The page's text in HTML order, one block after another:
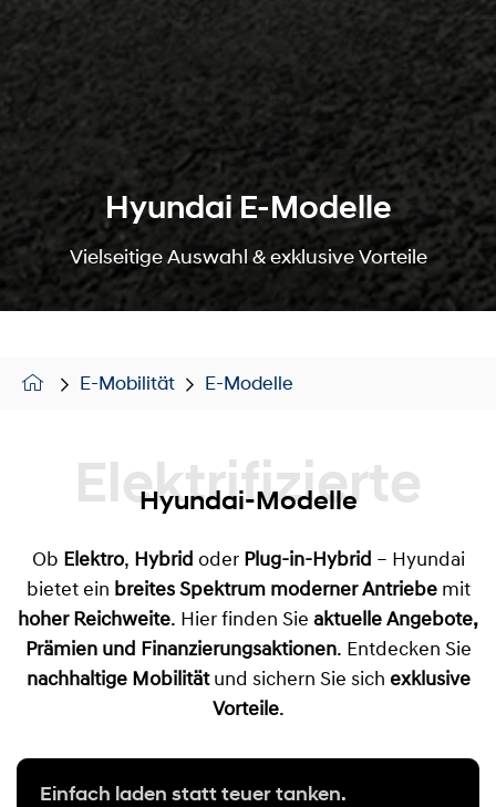
Hyundai E-Modelle
Vielseitige Auswahl & exklusive Vorteile
E-Mobilität E-Modelle
Elektrifizierte
Hyundai-Modelle
Ob Elektro, Hybrid oder Plug-in-Hybrid – Hyundai
bietet ein breites Spektrum moderner Antriebemit
hoher Reichweite. Hier finden Sie aktuelle Angebote,
Prämien und Finanzierungsaktionen. Entdecken Sie
nachhaltige Mobilitätund sichern Sie sich exklusive
Vorteile.
Einfach laden statt teuer tanken.